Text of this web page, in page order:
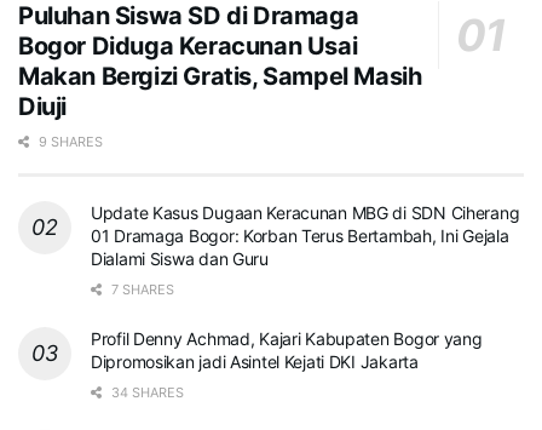
Puluhan Siswa SD di Dramaga
Bogor Diduga Keracunan Usai
Makan Bergizi Gratis, Sampel Masih
Diuji
9 SHARES
Update Kasus Dugaan Keracunan MBG di SDN Ciherang
01 Dramaga Bogor: Korban Terus Bertambah, Ini Gejala
Dialami Siswa dan Guru
7 SHARES
Profil Denny Achmad, Kajari Kabupaten Bogor yang
Dipromosikan jadi Asintel Kejati DKI Jakarta
34 SHARES